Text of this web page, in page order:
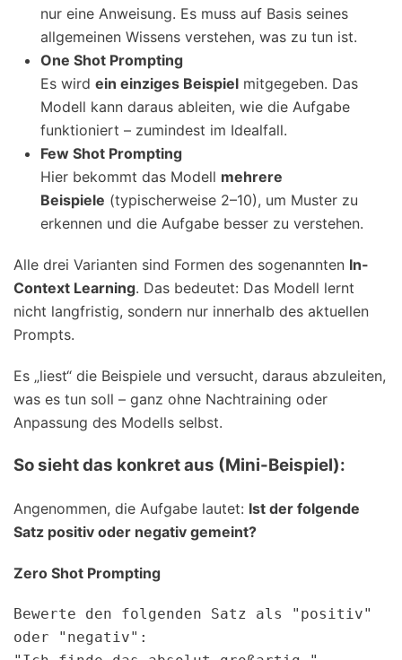
nur eine Anweisung. Es muss auf Basis seines
allgemeinen Wissens verstehen, was zu tun ist.
One Shot Prompting
Es wird ein einziges Beispiel mitgegeben. Das
Modell kann daraus ableiten, wie die Aufgabe
funktioniert – zumindest im Idealfall.
Few Shot Prompting
Hier bekommt das Modell mehrere
Beispiele (typischerweise 2–10), um Muster zu
erkennen und die Aufgabe besser zu verstehen.
Alle drei Varianten sind Formen des sogenannten In-
Context Learning. Das bedeutet: Das Modell lernt
nicht langfristig, sondern nur innerhalb des aktuellen
Prompts.
Es „liest“ die Beispiele und versucht, daraus abzuleiten,
was es tun soll – ganz ohne Nachtraining oder
Anpassung des Modells selbst.
So sieht das konkret aus (Mini-Beispiel):
Angenommen, die Aufgabe lautet: Ist der folgende
Satz positiv oder negativ gemeint?
Zero Shot Prompting
Bewerte den folgenden Satz als "positiv"
oder "negativ":